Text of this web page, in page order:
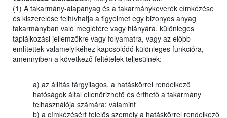
(1) A takarmány-alapanyag és a takarmánykeverék címkézése
és kiszerelése felhívhatja a figyelmet egy bizonyos anyag
takarmányban való meglétére vagy hiányára, különleges
táplálkozási jellemzőkre vagy folyamatra, vagy az előbb
említettek valamelyikéhez kapcsolódó különleges funkcióra,
amennyiben a következő feltételek teljesülnek:
a) az állítás tárgyilagos, a hatáskörrel rendelkező
hatóságok által ellenőrizhető és érthető a takarmány
felhasználója számára; valamint
b) a címkézésért felelős személy a hatáskörrel rendelkező